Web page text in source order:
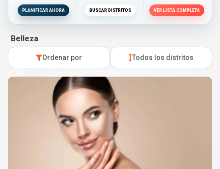
PLANIFICAR AHORA BUSCAR DISTRITOS VER LISTA COMPLETA
Belleza
Ordenar por Todos los distritos